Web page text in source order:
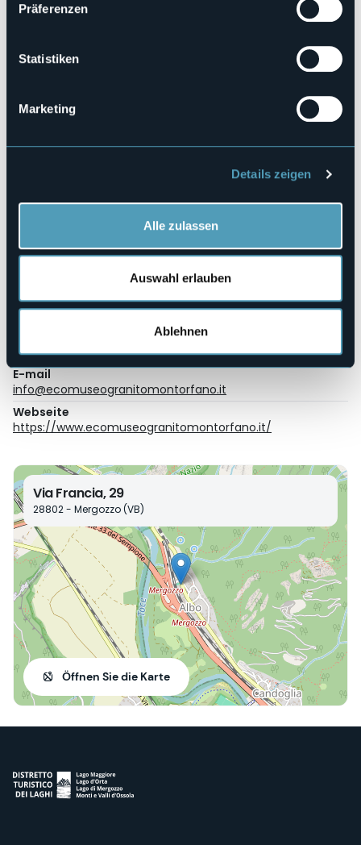
Präferenzen
Statistiken
Marketing
Details zeigen
Alle zulassen
Auswahl erlauben
Ablehnen
Candoglia-Albo
presso il parcheggio pubblico di via
Francia ad Albo. Camminata lungo la Via del Marmo,
costeggiando il Toce fino a Candoglia.
A Candoglia verso le ore 15 ci si riunisce con il gruppo
passando dalla chiesa dell’Annunciazione e dal
centro storico di Albo, con tappa al punto di arrivo di
dalle cave di Veneranda Fabbrica del Duomo di
richiesta la prenotazione da effettuare entro le
Veranstaltungsmanager
Ecomuseo Granito Montorfano
Veranstaltungsort
Mu.Ma.G. Museo del Marmo Rosa e del Granito
+39 0323 840809 / +39 348 7340347
E-mail
info@ecomuseogranitomontorfano.it
Webseite
https://www.ecomuseogranitomontorfano.it/
Via Francia, 29
28802 - Mergozzo (VB)
Öffnen Sie die Karte